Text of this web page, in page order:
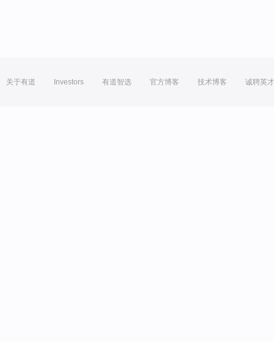
关于有道 Investors 有道智选 官方博客 技术博客 诚聘英才